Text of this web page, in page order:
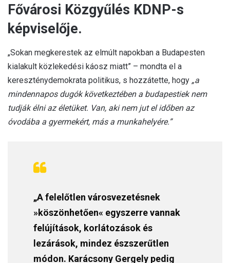
Fővárosi Közgyűlés KDNP-s
képviselője.
„Sokan megkerestek az elmúlt napokban a Budapesten
kialakult közlekedési káosz miatt” – mondta el a
kereszténydemokrata politikus, s hozzátette, hogy „a
mindennapos dugók következtében a budapestiek nem
tudják élni az életüket. Van, aki nem jut el időben az
óvodába a gyermekért, más a munkahelyére.”
„A felelőtlen városvezetésnek
»köszönhetően« egyszerre vannak
felújítások, korlátozások és
lezárások, mindez észszerűtlen
módon. Karácsony Gergely pedig